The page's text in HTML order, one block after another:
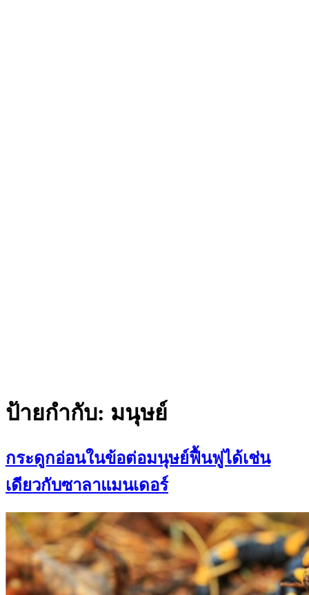
ป้ายกำกับ: มนุษย์
กระดูกอ่อนในข้อต่อมนุษย์ฟื้นฟูได้เช่น
เดียวกับซาลาแมนเดอร์